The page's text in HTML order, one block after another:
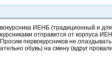
ИЕНБ (традиционный и
отправится от корпуса
первокурсников не
обувь) на смену (вдруг